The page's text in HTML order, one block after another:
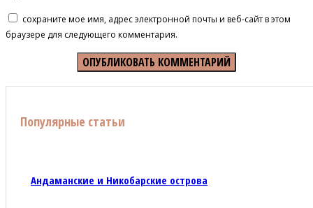
сохраните мое имя, адрес электронной почты и веб-сайт в этом
браузере для следующего комментария.
Популярные статьи
Андаманские и Никобарские острова